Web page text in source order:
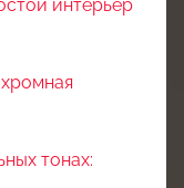
интерьер
тонах: